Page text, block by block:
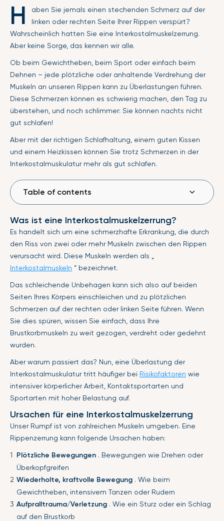
H
aben Sie jemals einen stechenden Schmerz auf der
linken oder rechten Seite Ihrer Rippen verspürt?
Wahrscheinlich hatten Sie eine Interkostalmuskelzerrung.
Aber keine Sorge, das kennen wir alle.
Ob beim Gewichtheben, beim Sport oder einfach beim
Dehnen – jede plötzliche oder anhaltende Verdrehung der
Muskeln an unseren Rippen kann zu Überlastungen führen.
Diese Schmerzen können es schwierig machen, den Tag zu
überstehen, und noch schlimmer: Sie können nachts nicht
gut schlafen!
Aber mit der richtigen Schlafhaltung, einem guten Kissen
und einem Heizkissen können Sie trotz Schmerzen in der
Interkostalmuskulatur mehr als gut schlafen.
Table of contents
Was ist eine Interkostalmuskelzerrung?
Es handelt sich um eine schmerzhafte Erkrankung, die durch
den Riss von zwei oder mehr Muskeln zwischen den Rippen
verursacht wird. Diese Muskeln werden als „
Interkostalmuskeln “ bezeichnet.
Das schleichende Unbehagen kann sich also auf beiden
Seiten Ihres Körpers einschleichen und zu plötzlichen
Schmerzen auf der rechten oder linken Seite führen. Wenn
Sie dies spüren, wissen Sie einfach, dass Ihre
Brustkorbmuskeln zu weit gezogen, verdreht oder gedehnt
wurden.
Aber warum passiert das? Nun, eine Überlastung der
Interkostalmuskulatur tritt häufiger bei Risikofaktoren wie
intensiver körperlicher Arbeit, Kontaktsportarten und
Sportarten mit hoher Belastung auf.
Ursachen für eine Interkostalmuskelzerrung
Unser Rumpf ist von zahlreichen Muskeln umgeben. Eine
Rippenzerrung kann folgende Ursachen haben:
Plötzliche Bewegungen . Bewegungen wie Drehen oder
Überkopfgreifen
Wiederholte, kraftvolle Bewegung . Wie beim
Gewichtheben, intensivem Tanzen oder Rudern
Aufpralltrauma/Verletzung . Wie ein Sturz oder ein Schlag
auf den Brustkorb